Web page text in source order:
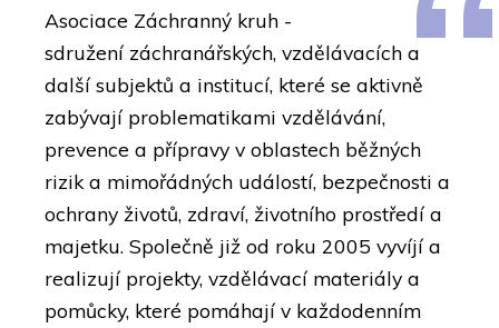
Asociace Záchranný kruh -
sdružení záchranářských, vzdělávacích a
další subjektů a institucí, které se aktivně
zabývají problematikami vzdělávání,
prevence a přípravy v oblastech běžných
rizik a mimořádných událostí, bezpečnosti a
ochrany životů, zdraví, životního prostředí a
majetku. Společně již od roku 2005 vyvíjí a
realizují projekty, vzdělávací materiály a
pomůcky, které pomáhají v každodenním